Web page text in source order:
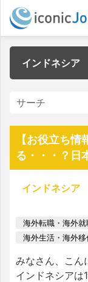
インドネシア
【お役立ち
る・・・？日
インドネシア
海外転職・海外就
海外生活・海外移
みなさん、こん
インドネシアは